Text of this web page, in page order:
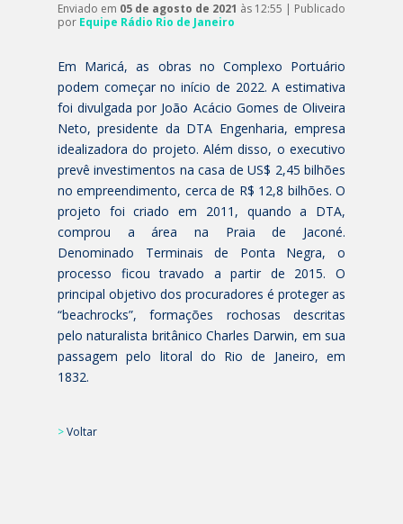
Enviado em 05 de agosto de 2021 às 12:55 | Publicado
por Equipe Rádio Rio de Janeiro
Em Maricá, as obras no Complexo Portuário
podem começar no início de 2022. A estimativa
foi divulgada por João Acácio Gomes de Oliveira
Neto, presidente da DTA Engenharia, empresa
idealizadora do projeto. Além disso, o executivo
prevê investimentos na casa de US$ 2,45 bilhões
no empreendimento, cerca de R$ 12,8 bilhões. O
projeto foi criado em 2011, quando a DTA,
comprou a área na Praia de Jaconé.
Denominado Terminais de Ponta Negra, o
processo ficou travado a partir de 2015. O
principal objetivo dos procuradores é proteger as
“beachrocks”, formações rochosas descritas
pelo naturalista britânico Charles Darwin, em sua
passagem pelo litoral do Rio de Janeiro, em
1832.
>Voltar